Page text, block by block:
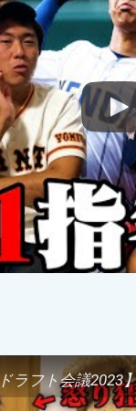
ラフト会議2023